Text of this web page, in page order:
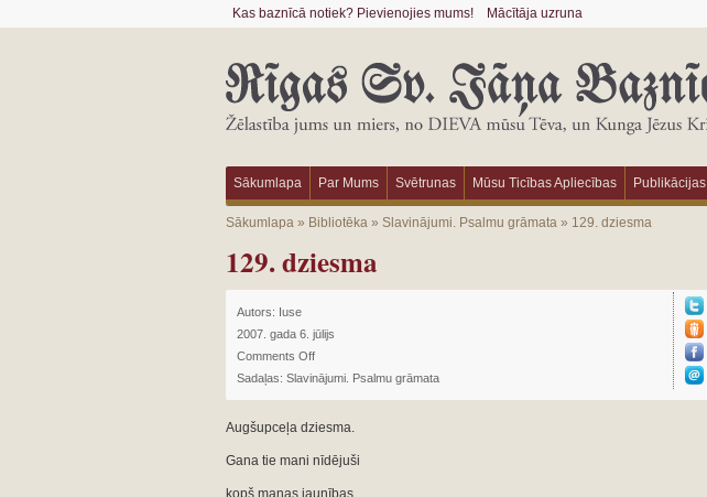
Kas baznīcā notiek? Pievienojies mums! Mācītāja uzruna
Sākumlapa Par Mums Svētrunas Mūsu Ticības Apliecības Publikācijas
Sākumlapa» Bibliotēka» Slavinājumi. Psalmu grāmata» 129. dziesma
129. dziesma
Autors: Iuse
2007. gada 6. jūlijs
Comments Off
Sadaļas: Slavinājumi. Psalmu grāmata
Augšupceļa dziesma.
Gana tie mani nīdējuši
kopš manas jaunības,